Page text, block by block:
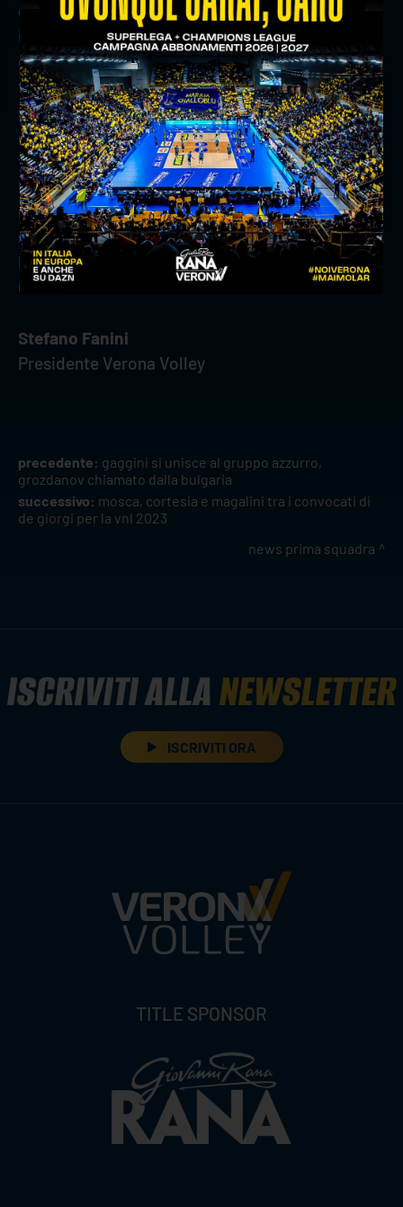
grandissimo onore per tutti noi poterti far
indossare la prima maglia nella storia del nostro
club e ti porteremo sempre ad esempio anche in
futuro per i nostri atleti, dalla prima squadra al
settore giovanile. La tua serietà ed umiltà ci sia
da modello virtuoso per raggiungere grandi
traguardi.
Le nostre strade speriamo solo
momentaneamente si dividono ma sappi che sei
stato, sei e sarai sempre uno di noi. Ti vogliamo
bene, grazie/obrigado di tutto nostro grande
CAPITANO.
Stefano Fanini
Presidente Verona Volley
precedente: gaggini si unisce al gruppo azzurro,
grozdanov chiamato dalla bulgaria
successivo: mosca, cortesia e magalini tra i convocati di
de giorgi per la vnl 2023
news prima squadra
ISCRIVITI ALLANEWSLETTER
ISCRIVITI ORA
TITLE SPONSOR